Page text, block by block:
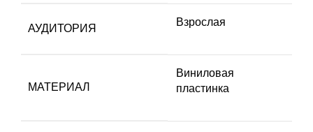
АУДИТОРИЯ
Взрослая
МАТЕРИАЛ
Виниловая
пластинка